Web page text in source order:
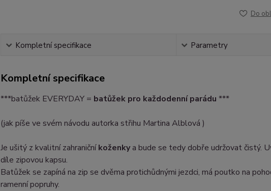
Do
Kompletní specifikace Parametry
Kompletní specifikace
***batůžek EVERYDAY = batůžek pro každodenní parádu ***
(jak píše ve svém návodu autorka střihu Martina Alblová )
Je ušitý z kvalitní zahraničníkoženkya bude se tedy dobře udržovat čistý.
díle zipovou kapsu.
Batůžek se zapíná na zip se dvěma protichůdnými jezdci, má poutko na
ramenní popruhy.